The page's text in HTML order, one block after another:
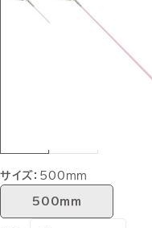
サイズ： 500ｍｍ
500ｍｍ